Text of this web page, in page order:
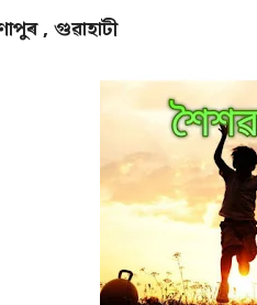
, গুৱাহাটী